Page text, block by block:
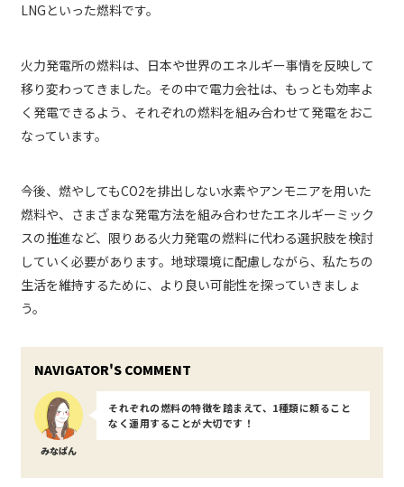
LNGといった燃料です。
火力発電所の燃料は、日本や世界のエネルギー事情を反映して
移り変わってきました。その中で電力会社は、もっとも効率よ
く発電できるよう、それぞれの燃料を組み合わせて発電をおこ
なっています。
今後、燃やしてもCO2を排出しない水素やアンモニアを用いた
燃料や、さまざまな発電方法を組み合わせたエネルギーミック
スの推進など、限りある火力発電の燃料に代わる選択肢を検討
していく必要があります。地球環境に配慮しながら、私たちの
生活を維持するために、より良い可能性を探っていきましょ
う。
みなぱん
それぞれの燃料の特徴を踏まえて、1種類に頼ること
なく運用することが大切です！